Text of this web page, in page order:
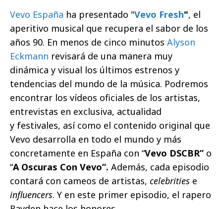
Vevo España ha presentado "Vevo Fresh", el
aperitivo musical que recupera el sabor de los
años 90. En menos de cinco minutos Alyson
Eckmann revisará de una manera muy
dinámica y visual los últimos estrenos y
tendencias del mundo de la música. Podremos
encontrar los vídeos oficiales de los artistas,
entrevistas en exclusiva, actualidad
y festivales, así como el contenido original que
Vevo desarrolla en todo el mundo y más
concretamente en España con “Vevo DSCBR” o
“A Oscuras Con Vevo”. Además, cada episodio
contará con cameos de artistas, celebrities e
influencers. Y en este primer episodio, el rapero